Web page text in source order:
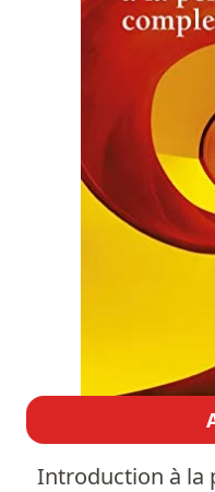
Introduction à la
Livres
Livres les plus
Prix littéraires